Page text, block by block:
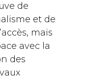
de
et de
mais
avec la
des